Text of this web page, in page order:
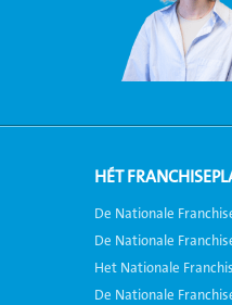
HÉT
De Nationale
De Nationale
Het Nationale
De Nationale